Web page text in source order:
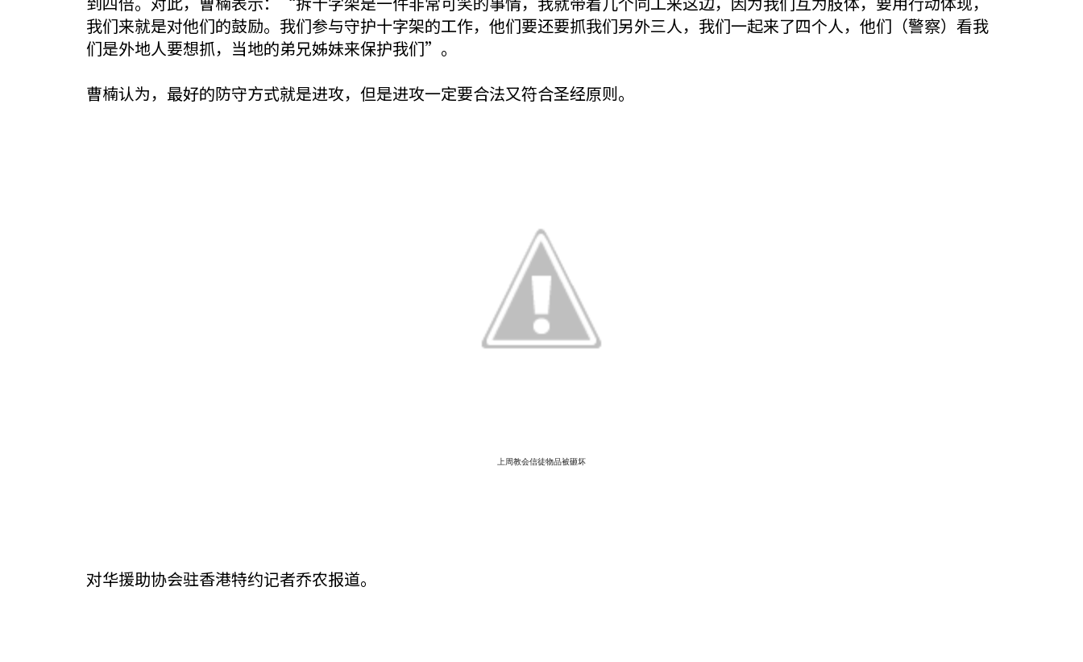
我们来就是对他们的鼓励。我们参与守护十字架的工作，他们要还要抓我们另外三人，我们一起来了四个人，他们（警察）看我
们是外地人要想抓，当地的弟兄姊妹来保护我们”。
曹楠认为，最好的防守方式就是进攻，但是进攻一定要合法又符合圣经原则。
上周教会信徒物品被砸坏
对华援助协会驻香港特约记者乔农报道。